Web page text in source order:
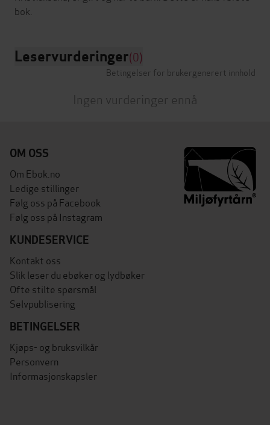
Leservurderinger(0)
Betingelser for brukergenerert innhold
Ingen vurderinger ennå
OM OSS
Om Ebok.no
Ledige stillinger
Følg oss på Facebook
Følg oss på Instagram
KUNDESERVICE
Kontakt oss
Slik leser du ebøker og lydbøker
Ofte stilte spørsmål
Selvpublisering
BETINGELSER
Kjøps- og bruksvilkår
Personvern
Informasjonskapsler